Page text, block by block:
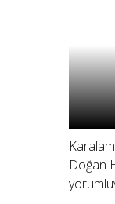
Doğan